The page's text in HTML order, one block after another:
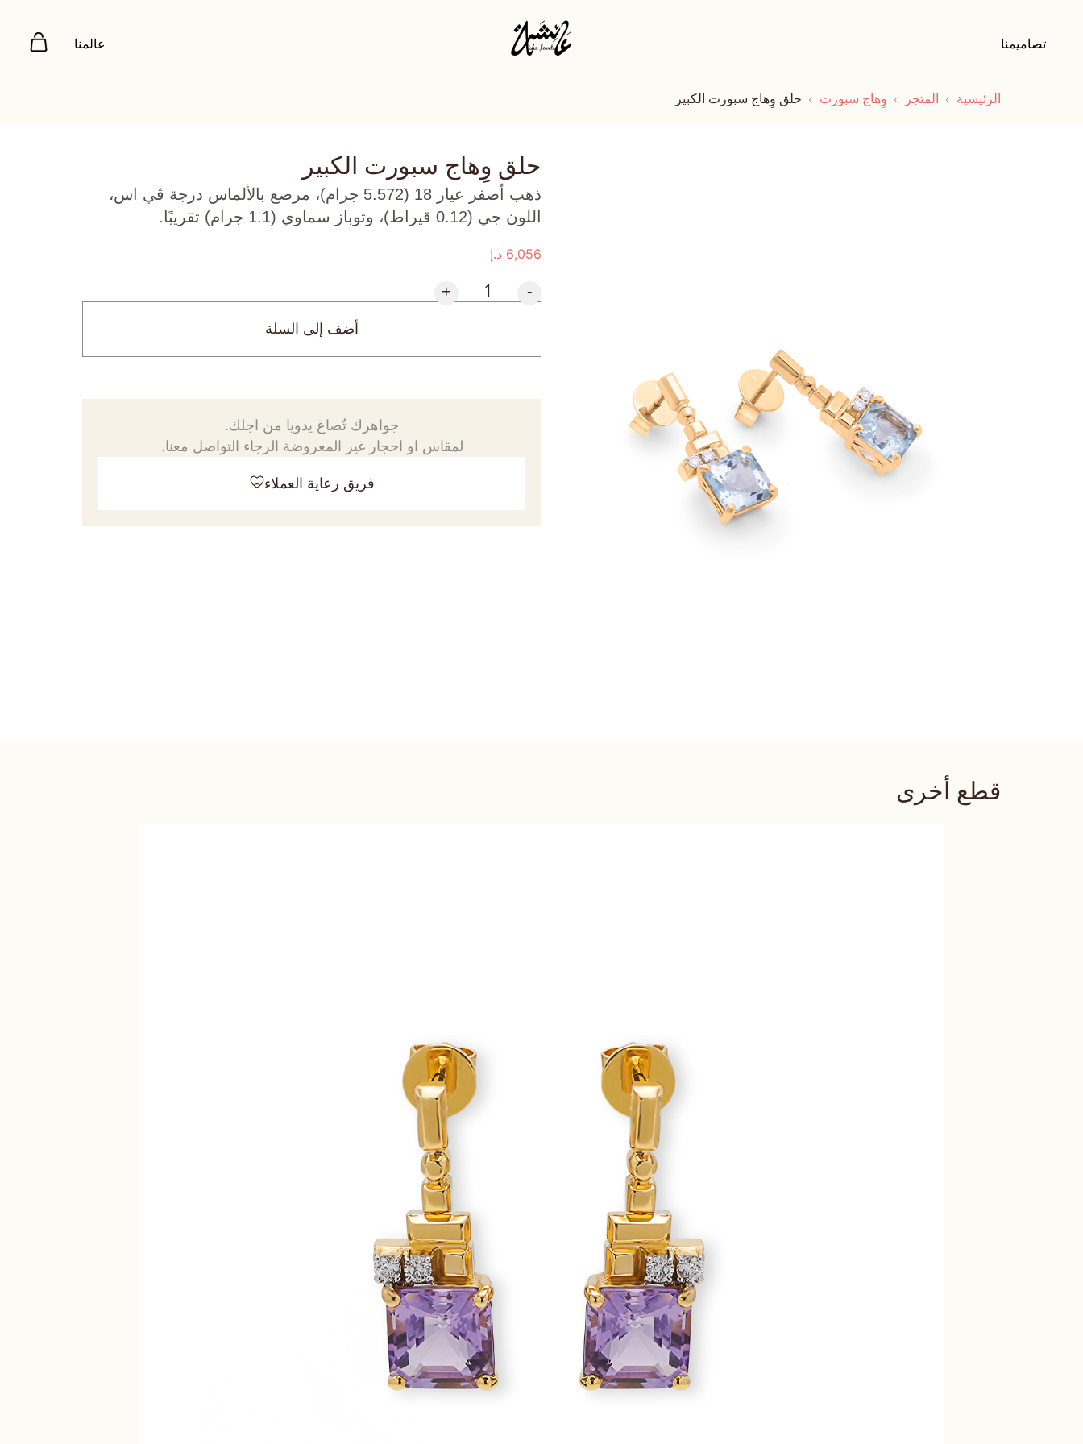
تصاميمنا عالمنا
الرئيسية المتجر وِهاج سبورت حلق وِهاج سبورت الكبير
حلق وِهاج سبورت الكبير
ذهب أصفر عيار 18 (5.572 جرام)، مرصع بالألماس درجة ڤي اس،
اللون جي (0.12 قيراط)، وتوباز سماوي (1.1 جرام) تقريبًا.
6,056 د.إ
-
+
أضف إلى السلة
جواهرك تُصاغ يدويا من اجلك.
لمقاس او احجار غير المعروضة الرجاء التواصل معنا.
فريق رعاية العملاء
قطع أخرى